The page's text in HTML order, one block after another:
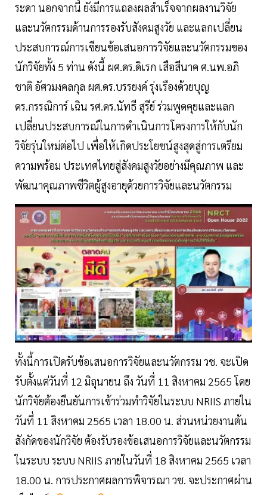
ระดา นอกจากนี้ ยังมีการแถลงผลสำเร็จจากผลงานวิจัย
และนวัตกรรมด้านการรองรับสังคมสูงวัย และแลกเปลี่ยน
ประสบการณ์การเขียนข้อเสนอการวิจัยและนวัตกรรมของ
นักวิจัยทั้ง 5 ท่าน ดังนี้ ผศ.ดร.ดิเรก เสือสีนาค ศ.นพ.อภิ
ชาติ อัศวมงคลกุล ผศ.ดร.บรรยงค์ รุ่งเรืองด้วยบุญ
ดร.กรรณิการ์ เฉิน รศ.ดร.นัทธี สุรีย์ ร่วมพูดคุยและแลก
เปลี่ยนประสบการณ์ในการดำเนินการโครงการให้กับนัก
วิจัยรุ่นใหม่ต่อไป เพื่อให้เกิดประโยชน์สูงสุดสู่การเตรียม
ความพร้อม ประเทศไทยสู่สังคมสูงวัยอย่างมีคุณภาพ และ
พัฒนาคุณภาพชีวิตผู้สูงอายุด้วยการวิจัยและนวัตกรรม
ทั้งนี้การเปิดรับข้อเสนอการวิจัยและนวัตกรรม วช. จะเปิด
รับตั้งแต่วันที่ 12 มิถุนายน ถึง วันที่ 11 สิงหาคม 2565 โดย
นักวิจัยต้องยืนยันการเข้าร่วมทำวิจัยในระบบ NRIIS ภายใน
วันที่ 11 สิงหาคม 2565 เวลา 18.00 น. ส่วนหน่วยงานต้น
สังกัดของนักวิจัย ต้องรับรองข้อเสนอการวิจัยและนวัตกรรม
ในระบบ ระบบ NRIIS ภายในวันที่ 18 สิงหาคม 2565 เวลา
18.00 น. การประกาศผลการพิจารณา วช. จะประกาศผ่าน